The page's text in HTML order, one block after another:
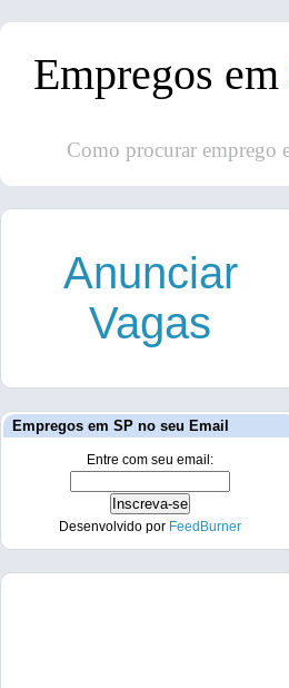
Empregos em
Como procurar emprego
Anunciar
Vagas
Empregos em SP no seu Email
Entre com seu email:
Desenvolvido por FeedBurner